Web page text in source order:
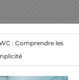
: Comprendre les